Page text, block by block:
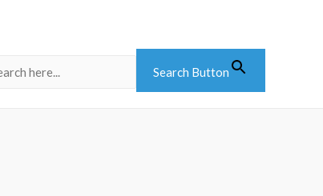
Search Button